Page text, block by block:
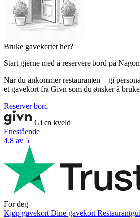
Bruke gavekortet her?
Start gjerne med å reservere bord på
Når du ankommer restauranten – gi
et gavekort fra Givn som du ønsker å
Reserver bord
Gi en kveld
Enestående
4.8 av 5
For deg
Kjøp gavekort Dine gavekort